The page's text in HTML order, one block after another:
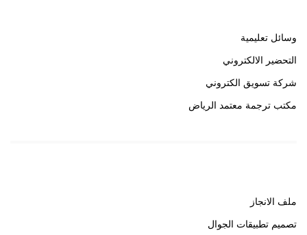
وسائل تعليمية
التحضير الالكتروني
شركة تسويق الكتروني
مكتب ترجمة معتمد الرياض
ملف الانجاز
تصميم تطبيقات الجوال